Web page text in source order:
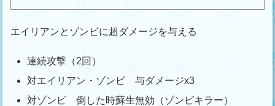
エイリアンとゾンビに超ダメージを与える
連続攻撃（2回）
対エイリアン・ゾンビ 与ダメージx3
対ゾンビ 倒した時蘇生無効（ゾンビキラー）